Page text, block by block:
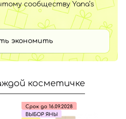
сообществу Yana’s
экономить
косметичке
Срок до 16.09.2028
ВЫБОР ЯНЫ